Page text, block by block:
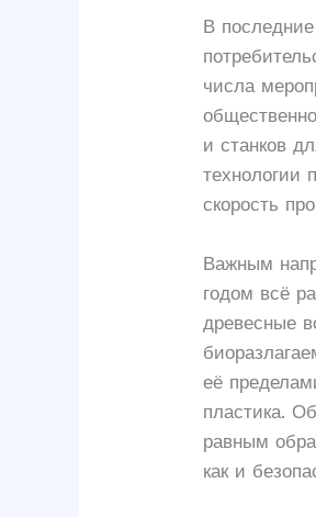
В
числа
и станков
технологии
скорость
Важным
годом всё
древесные
её
пластика.
равным
как и